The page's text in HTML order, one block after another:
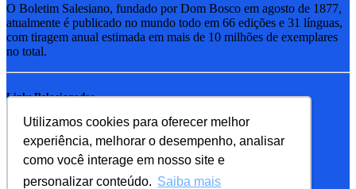
Utilizamos cookies para oferecer melhor
experiência, melhorar o desempenho, analisar
como você interage em nosso site e
personalizar conteúdo. Saiba mais
O Boletim Salesiano, fundado por Dom Bosco em agosto de 1877,
atualmente é publicado no mundo todo em 66 edições e 31 línguas,
com tiragem anual estimada em mais de 10 milhões de exemplares
no total.
Links Relacionados
RSB - Rede Salesiana Brasil
EDEBE - Editora
UPV - União pela Vida